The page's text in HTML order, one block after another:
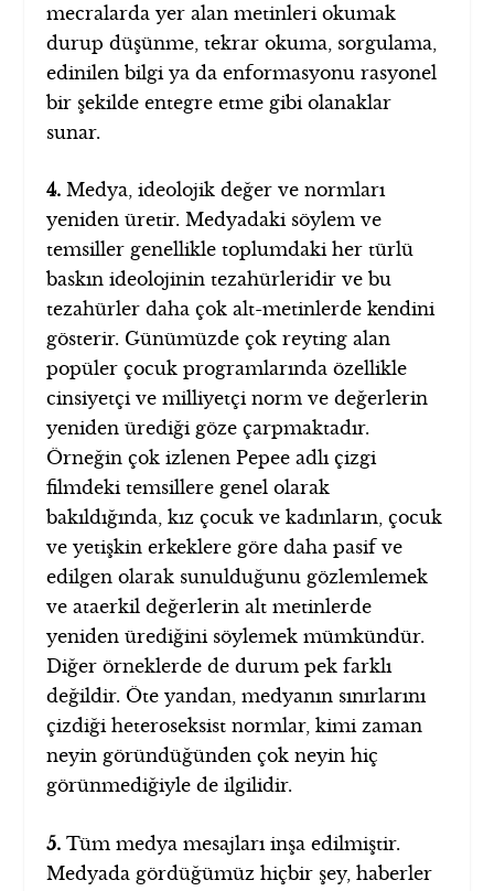
mecralarda yer alan metinleri okumak
durup düşünme, tekrar okuma, sorgulama,
edinilen bilgi ya da enformasyonu rasyonel
bir şekilde entegre etme gibi olanaklar
sunar.
4. Medya, ideolojik değer ve normları
yeniden üretir. Medyadaki söylem ve
temsiller genellikle toplumdaki her türlü
baskın ideolojinin tezahürleridir ve bu
tezahürler daha çok alt-metinlerde kendini
gösterir. Günümüzde çok reyting alan
popüler çocuk programlarında özellikle
cinsiyetçi ve milliyetçi norm ve değerlerin
yeniden ürediği göze çarpmaktadır.
Örneğin çok izlenen Pepee adlı çizgi
filmdeki temsillere genel olarak
bakıldığında, kız çocuk ve kadınların, çocuk
ve yetişkin erkeklere göre daha pasif ve
edilgen olarak sunulduğunu gözlemlemek
ve ataerkil değerlerin alt metinlerde
yeniden ürediğini söylemek mümkündür.
Diğer örneklerde de durum pek farklı
değildir. Öte yandan, medyanın sınırlarını
çizdiği heteroseksist normlar, kimi zaman
neyin göründüğünden çok neyin hiç
görünmediğiyle de ilgilidir.
5. Tüm medya mesajları inşa edilmiştir.
Medyada gördüğümüz hiçbir şey, haberler